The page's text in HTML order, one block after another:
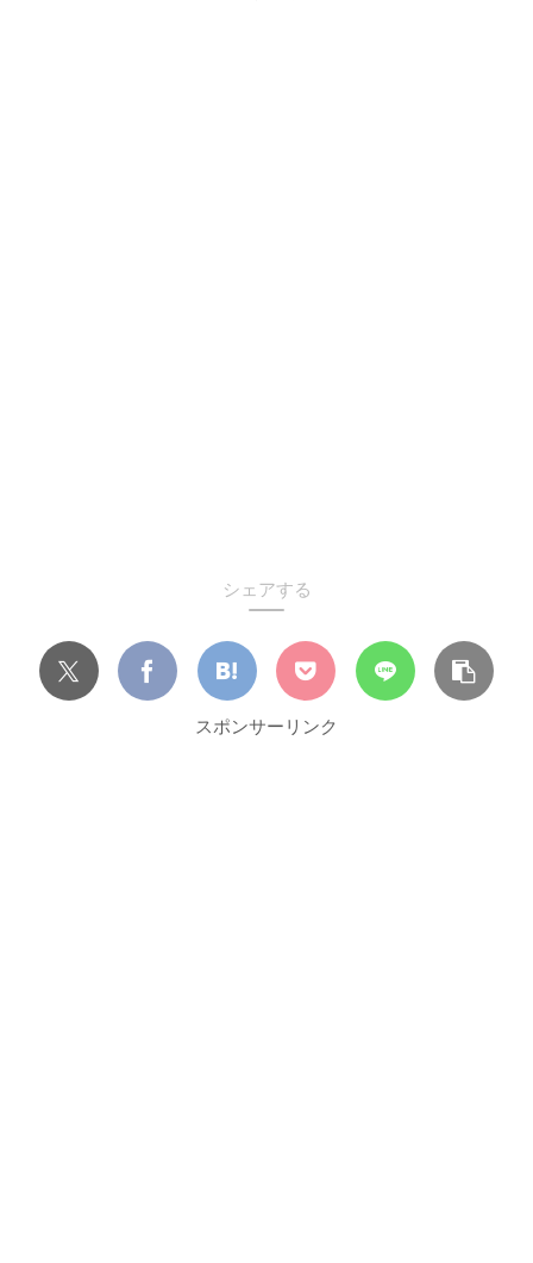
シェアする
スポンサーリンク